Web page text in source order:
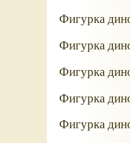
Фигурка
Фигурка
Фигурка
Фигурка
Фигурка